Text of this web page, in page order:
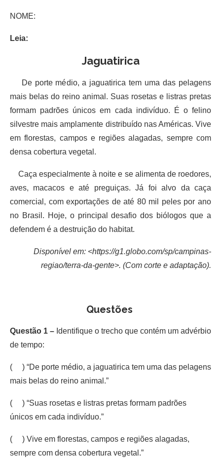
NOME:
Leia:
Jaguatirica
De porte médio, a jaguatirica tem uma das pelagens
mais belas do reino animal. Suas rosetas e listras pretas
formam padrões únicos em cada indivíduo. É o felino
silvestre mais amplamente distribuído nas Américas. Vive
em florestas, campos e regiões alagadas, sempre com
densa cobertura vegetal.
Caça especialmente à noite e se alimenta de roedores,
aves, macacos e até preguiças. Já foi alvo da caça
comercial, com exportações de até 80 mil peles por ano
no Brasil. Hoje, o principal desafio dos biólogos que a
defendem é a destruição do habitat.
Disponível em: <https://g1.globo.com/sp/campinas-
regiao/terra-da-gente>. (Com corte e adaptação).
Questões
Questão 1 – Identifique o trecho que contém um advérbio
de tempo:
( ) “De porte médio, a jaguatirica tem uma das pelagens
mais belas do reino animal.”
( ) “Suas rosetas e listras pretas formam padrões
únicos em cada indivíduo.”
( ) Vive em florestas, campos e regiões alagadas,
sempre com densa cobertura vegetal.”